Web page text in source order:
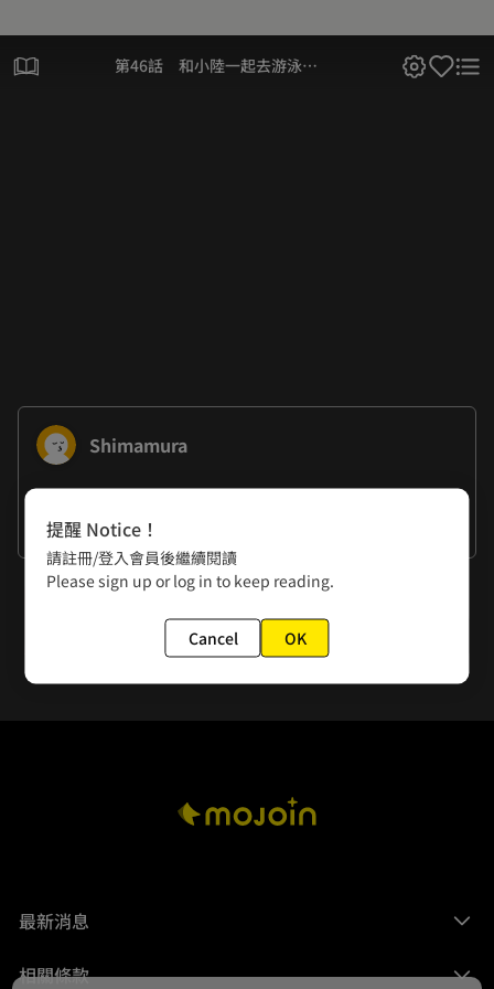
第46話 和小陸一起去游泳
Shimamura
謝謝大家
下一話
第47話 優羽子與游泳池
最新消息
相關條款
提醒 Notice！
請註冊/登入會員後繼續閱讀
Please sign up or log in to keep reading.
Cancel OK